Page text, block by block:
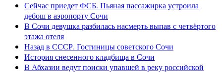
Сейчас приедет ФСБ. Пьяная пассажирка устроила
дебош в аэропорту Сочи
В Сочи девушка разбилась насмерть выпав с четвёртого
этажа отеля
Назад в СССР. Гостиницы советского Сочи
История снесенного кладбища в Сочи
В Абхазии ведут поиски упавшей в реку российской